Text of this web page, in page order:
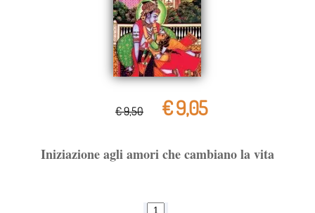
€ 9,50 € 9,05
Iniziazione agli amori che cambiano la vita